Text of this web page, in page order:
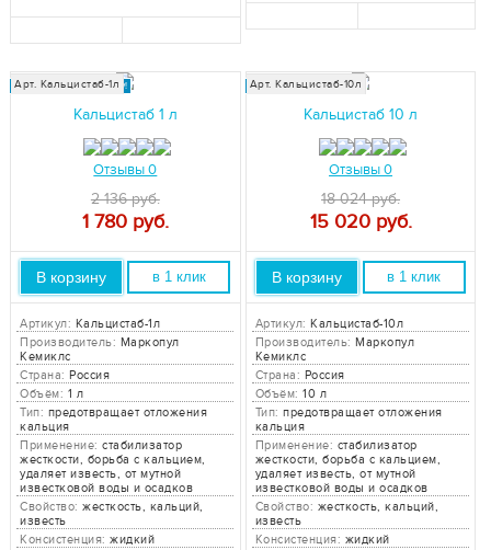
Доставка в любую точку!
Арт. Кальцистаб-1л
Кальцистаб 1 л
Отзывы 0
2 136 руб.
1 780руб.
В корзину в 1 клик
Артикул: Кальцистаб-1л
Производитель: Маркопул
Кемиклс
Страна:Россия
Объём: 1 л
Тип: предотвращает отложения
кальция
Применение:стабилизатор
жесткости, борьба с кальцием,
удаляет известь, от мутной
известковой воды и осадков
Свойство:жесткость, кальций,
известь
Консистенция:жидкий
Доставка в любую точку!
Арт. Кальцистаб-10л
Кальцистаб 10 л
Отзывы 0
18 024 руб.
15 020руб.
В корзину в 1 клик
Артикул:Кальцистаб-10л
Производитель:Маркопул
Кемиклс
Страна: Россия
Объём:10 л
Тип:предотвращает отложения
кальция
Применение: стабилизатор
жесткости, борьба с кальцием,
удаляет известь, от мутной
известковой воды и осадков
Свойство: жесткость, кальций,
известь
Консистенция: жидкий